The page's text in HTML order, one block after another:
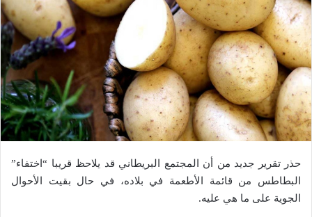
حذر تقرير جديد من أن المجتمع البريطاني قد يلاحظ قريبا “اختفاء”
البطاطس من قائمة الأطعمة في بلاده، في حال بقيت الأحوال
الجوية على ما هي عليه.